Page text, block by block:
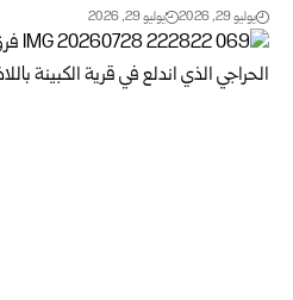
يوليو 29, 2026 يوليو 29, 2026